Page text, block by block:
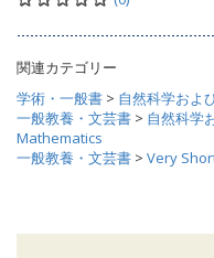
関連カテゴリー
学術・一般書 > 自然科学およ
一般教養・文芸書 > 自然科学
Mathematics
一般教養・文芸書 > Very